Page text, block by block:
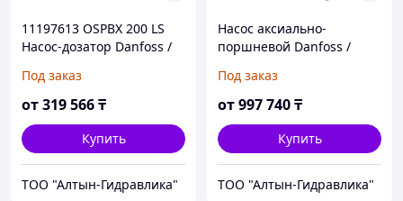
11197613 OSPBX 200 LS
Насос-дозатор Danfoss /
Под заказ
от319 566₸
Купить
ТОО "Алтын-Гидравлика"
Насос аксиально-
поршневой Danfoss /
Под заказ
от997 740₸
Купить
ТОО "Алтын-Гидравлика"